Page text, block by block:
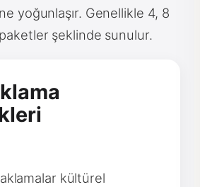
yoğunlaşır. Genellikle 4, 8
şeklinde sunulur.
kültürel